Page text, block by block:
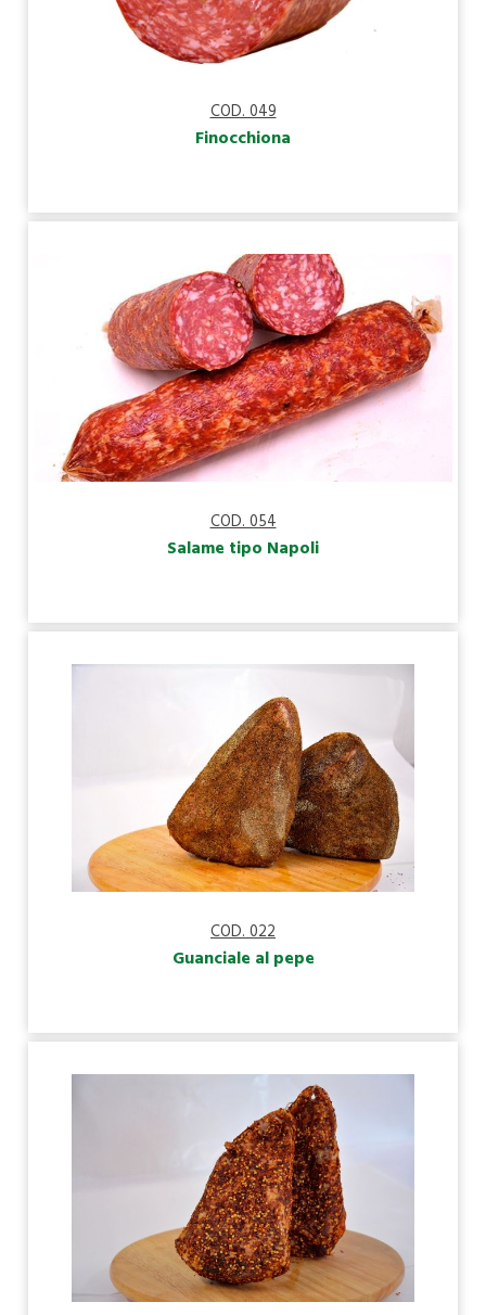
COD. 049
Finocchiona
COD. 054
Salame tipo Napoli
COD. 022
Guanciale al pepe